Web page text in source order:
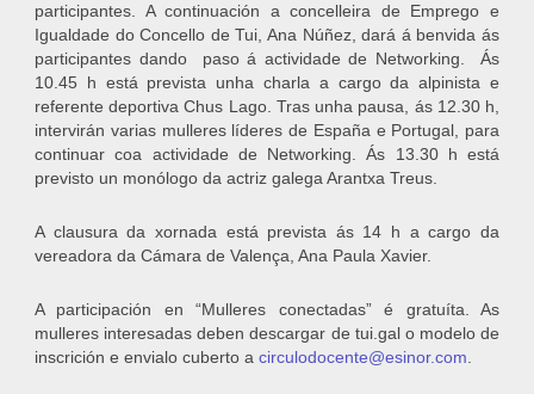
participantes. A continuación a concelleira de Emprego e
Igualdade do Concello de Tui, Ana Núñez, dará á benvida ás
participantes dando paso á actividade de Networking. Ás
10.45 h está prevista unha charla a cargo da alpinista e
referente deportiva Chus Lago. Tras unha pausa, ás 12.30 h,
intervirán varias mulleres líderes de España e Portugal, para
continuar coa actividade de Networking. Ás 13.30 h está
previsto un monólogo da actriz galega Arantxa Treus.
A clausura da xornada está prevista ás 14 h a cargo da
vereadora da Cámara de Valença, Ana Paula Xavier.
A participación en “Mulleres conectadas” é gratuíta. As
mulleres interesadas deben descargar de tui.gal o modelo de
inscrición e envialo cuberto a circulodocente@esinor.com